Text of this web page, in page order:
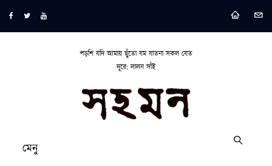
পড়শি যদি আমায় ছুঁতো যম যাতনা সকল যেত
দূরে: লালন সাঁই
মেনু